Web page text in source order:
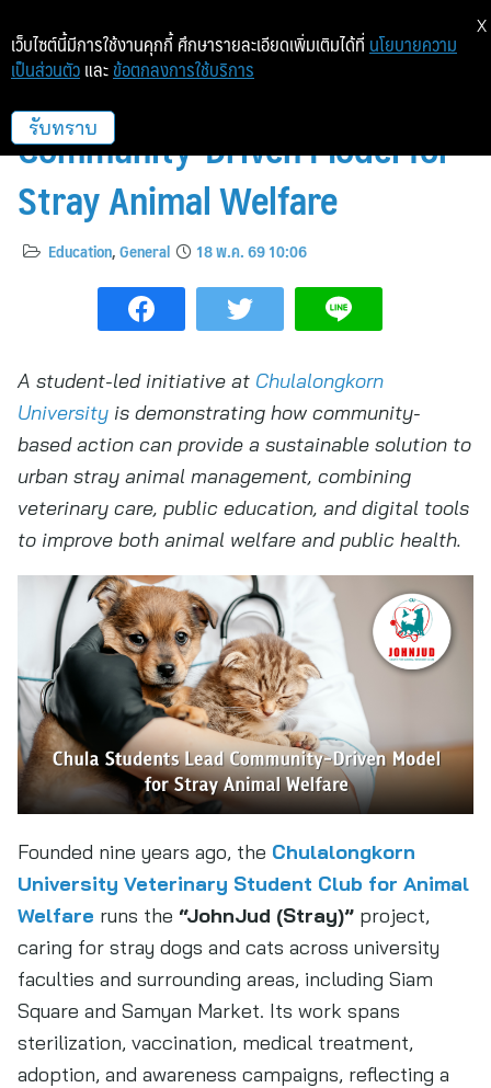
Chula Students Lead
Community-Driven Model for
Stray Animal Welfare
Education,General 18 พ.ค. 69 10:06
A student-led initiative at Chulalongkorn
University is demonstrating how community-
based action can provide a sustainable solution to
urban stray animal management, combining
veterinary care, public education, and digital tools
to improve both animal welfare and public health.
Founded nine years ago, the Chulalongkorn
University Veterinary Student Club for Animal
Welfare runs the “JohnJud (Stray)” project,
caring for stray dogs and cats across university
faculties and surrounding areas, including Siam
Square and Samyan Market. Its work spans
sterilization, vaccination, medical treatment,
adoption, and awareness campaigns, reflecting a
เว็บไซต์นี้มีการใช้งานคุกกี้ ศึกษารายละเอียดเพิ่มเติมได้ที่ นโยบายความ
เป็นส่วนตัว และ ข้อตกลงการใช้บริการ
รับทราบ
X